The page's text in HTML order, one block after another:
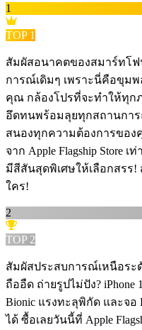
1
TOP 1
สัมผัสอนาคตของสมาร์ทโฟ
การณ์เดิมๆ เพราะนี่คือขุม
คุณ กล้องโปรที่จะทำให้ทุก
อึดทนพร้อมลุยทุกสถานกา
สนองทุกความต้องการขอ
จาก Apple Flagship Store
มีสีสันสุดพิเศษให้เลือกสรร
ใคร!
2
TOP 2
สัมผัสประสบการณ์เหนือระดั
ถืออืด ถ่ายรูปไม่ปัง?
Bionic แรงทะลุพิกัด และจอ
ได้ ซื้อเลยวันนี้ที่ Apple